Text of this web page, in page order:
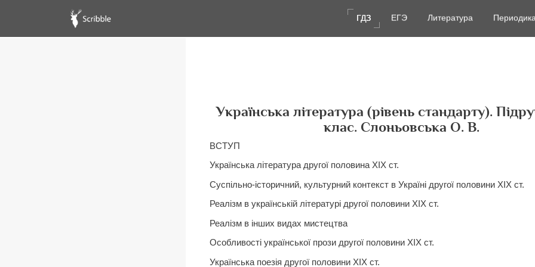
ГДЗ
ГДЗ ЕГЭ
ЕГЭ Литература
Литература
Українська література (рівень стандарту).
клас. Слоньовська О. В.
ВСТУП
Українська література другої половина ХІХ ст.
Суспільно-історичний, культурний контекст в Україні другої половини ХІХ ст.
Реалізм в українській літературі другої половини ХІХ ст.
Реалізм в інших видах мистецтва
Особливості української прози другої половини ХІХ ст.
Українська поезія другої половини ХІХ ст.